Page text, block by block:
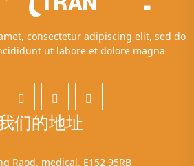
consectetur adipiscing elit, sed do
ut labore et dolore magna
们的地址
Raod, medical, E152 95RB